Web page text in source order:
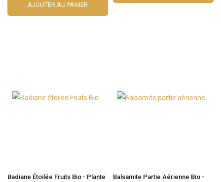
AJOUTER AU PANIER
Badiane Étoilée Fruits Bio - Plante
Balsamite Partie Aérienne Bio -